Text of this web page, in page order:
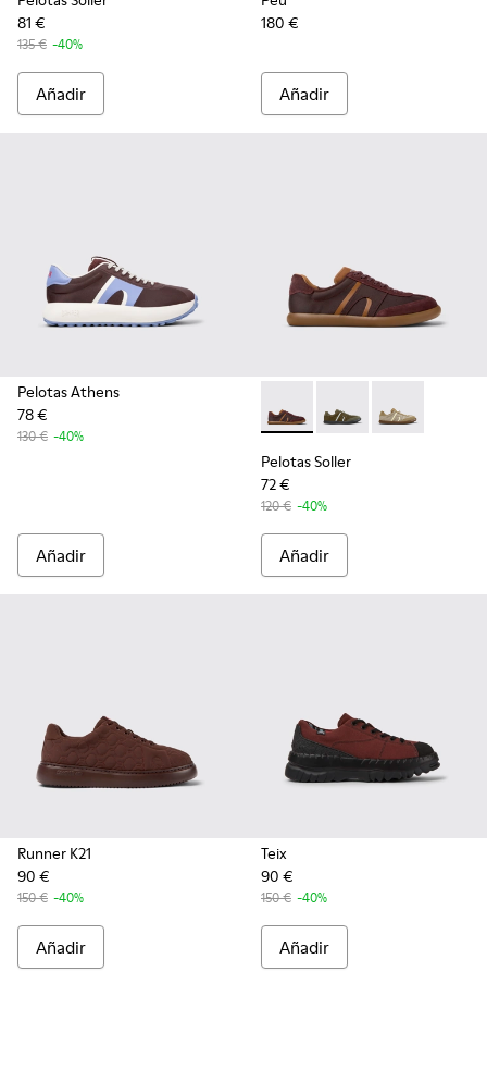
81 €
135 € -40%
Añadir
180 €
Añadir
Pelotas Athens
78 €
130 € -40%
Añadir
Pelotas Soller - K101056-
Pelotas Soller -
Pelotas
Pelotas Soller
72 €
120 € -40%
Añadir
Runner K21
90 €
150 € -40%
Añadir
Teix
90 €
150 € -40%
Añadir